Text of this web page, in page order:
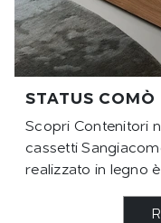
STATUS COMÒ
Scopri Contenitori
cassetti
realizzato in legno